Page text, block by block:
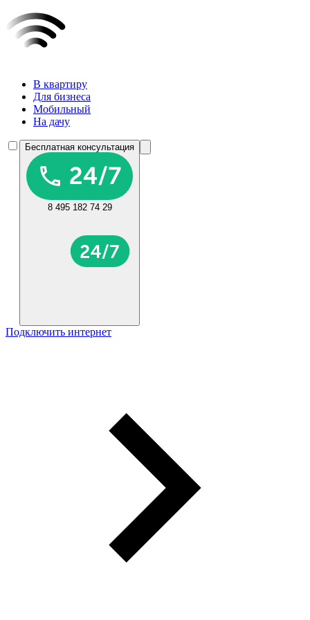
В квартиру
Для бизнеса
Мобильный
На дачу
Бесплатная консультация
8 495 182 74 29
Подключить интернет